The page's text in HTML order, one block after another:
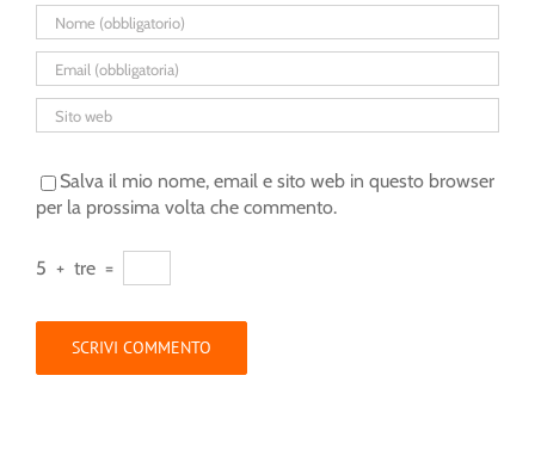
Salva il mio nome, email e sito web in questo browser
per la prossima volta che commento.
5 + tre =